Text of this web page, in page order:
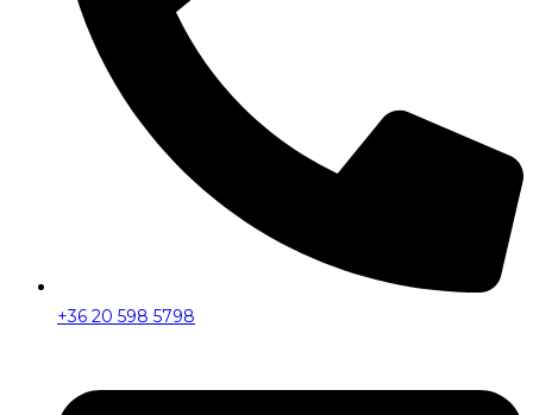
+36 20 598 5798